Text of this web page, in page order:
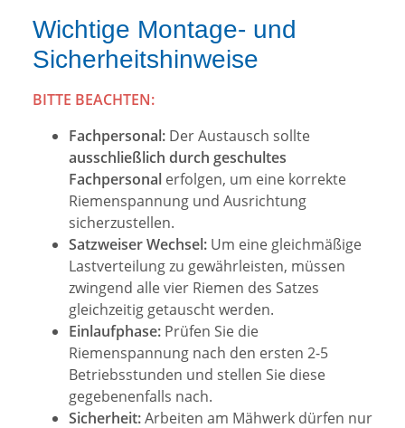
Wichtige Montage- und
Sicherheitshinweise
BITTE BEACHTEN:
Fachpersonal: Der Austausch sollte
ausschließlich durch geschultes
Fachpersonal erfolgen, um eine korrekte
Riemenspannung und Ausrichtung
sicherzustellen.
Satzweiser Wechsel: Um eine gleichmäßige
Lastverteilung zu gewährleisten, müssen
zwingend alle vier Riemen des Satzes
gleichzeitig getauscht werden.
Einlaufphase: Prüfen Sie die
Riemenspannung nach den ersten 2-5
Betriebsstunden und stellen Sie diese
gegebenenfalls nach.
Sicherheit:Arbeiten am Mähwerk dürfen nur